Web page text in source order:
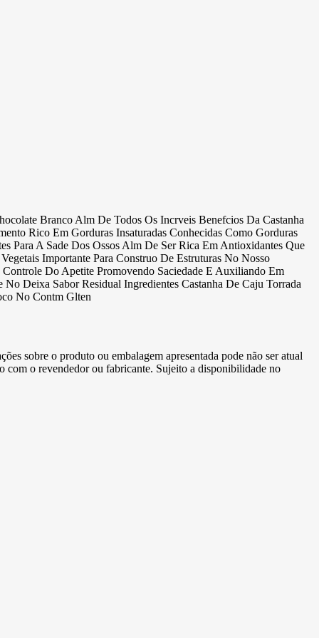
Branco Alm De Todos Os Incrveis Benefcios Da Castanha
Rico Em Gorduras Insaturadas Conhecidas Como Gorduras
Para A Sade Dos Ossos Alm De Ser Rica Em Antioxidantes Que
Importante Para Construo De Estruturas No Nosso
Do Apetite Promovendo Saciedade E Auxiliando Em
Deixa Sabor Residual Ingredientes Castanha De Caju Torrada
No Contm Glten
sobre o produto ou embalagem apresentada pode não ser atual
com o revendedor ou fabricante. Sujeito a disponibilidade no